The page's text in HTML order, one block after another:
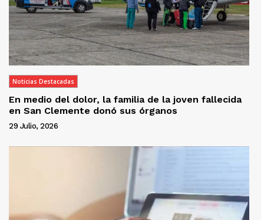
Noticias Destacadas
En medio del dolor, la familia de la joven fallecida
en San Clemente donó sus órganos
29 Julio, 2026